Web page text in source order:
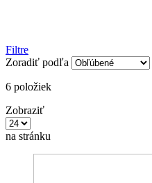
Filtre
Zoradiť podľa
6 položiek
Zobraziť
na stránku